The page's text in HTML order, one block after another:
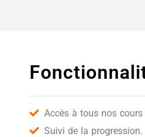
Accès à tous nos
Suivi de la progression.